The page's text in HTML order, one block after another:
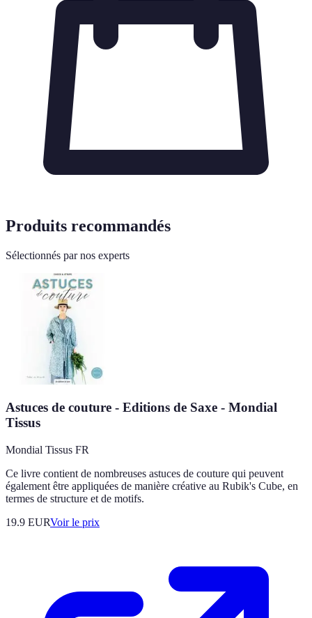
Produits recommandés
Sélectionnés par nos experts
Astuces de couture - Editions de Saxe - Mondial
Tissus
Mondial Tissus FR
Ce livre contient de nombreuses astuces de couture qui peuvent
également être appliquées de manière créative au Rubik's Cube, en
termes de structure et de motifs.
19.9 EURVoir le prix